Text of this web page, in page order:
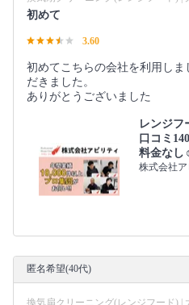
初めて
3.60
初めてこちらの会社を利用し
だきました。
ありがとうございました
レンジフ
口コミ
料金なし
株式会社ア
匿名希望(40代)
換気扇クリーニング(レンジフード) |